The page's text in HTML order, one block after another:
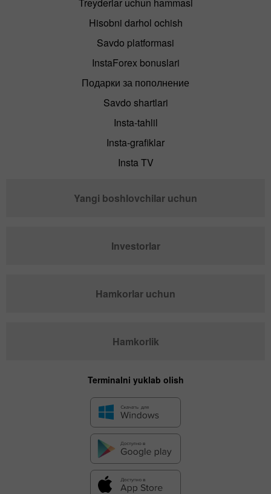
Hisobni darhol ochish
Savdo platformasi
InstaForex bonuslari
Подарки за пополнение
Savdo shartlari
Insta-tahlil
Insta-grafiklar
Insta TV
Yangi boshlovchilar uchun
Investorlar
Hamkorlar uchun
Hamkorlik
Terminalni yuklab olish